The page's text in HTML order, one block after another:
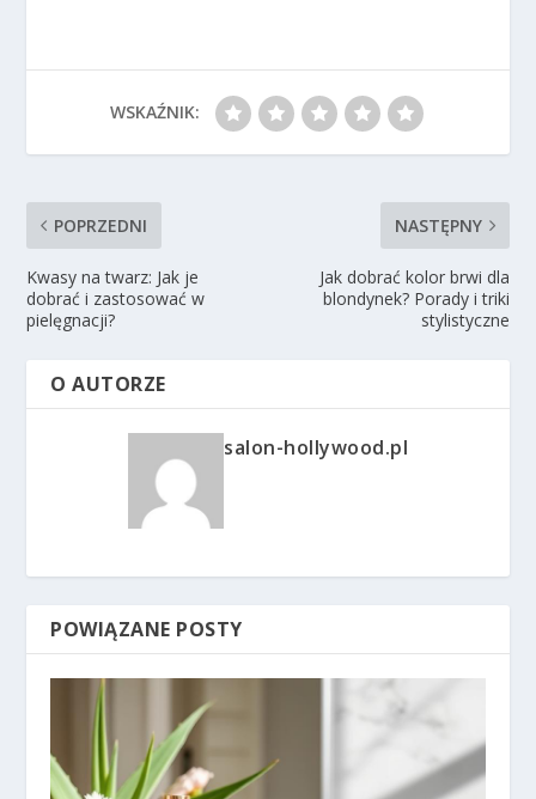
WSKAŹNIK:
POPRZEDNI
Kwasy na twarz: Jak je
dobrać i zastosować w
pielęgnacji?
NASTĘPNY
Jak dobrać kolor brwi dla
blondynek? Porady i triki
stylistyczne
O AUTORZE
salon-hollywood.pl
POWIĄZANE POSTY